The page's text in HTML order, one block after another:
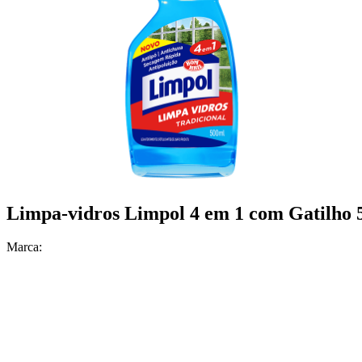
Limpa-vidros Limpol 4 em 1 com Gatilho
Marca: